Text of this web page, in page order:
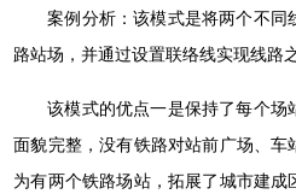
案例分析：该模式是将两个不同
路站场，并通过设置联络线实现线路
该模式的优点一是保持了每个场
面貌完整，没有铁路对站前广场、车
为有两个铁路场站，拓展了城市建